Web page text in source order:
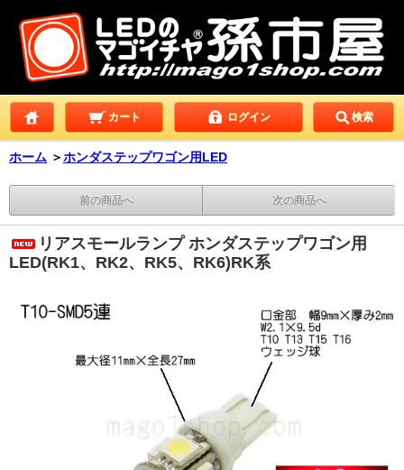
カート ログイン 検索
ホーム ＞ホンダステップワゴン用LED
前の商品へ 次の商品へ
リアスモールランプ ホンダステップワゴン用
LED(RK1、RK2、RK5、RK6)RK系